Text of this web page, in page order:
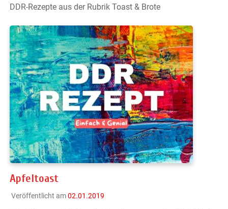
DDR-Rezepte aus der Rubrik Toast & Brote
Apfeltoast
Veröffentlicht am02.01.2019